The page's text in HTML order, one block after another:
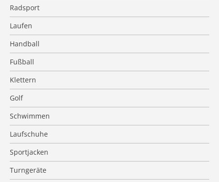
Radsport
Laufen
Handball
Fußball
Klettern
Golf
Schwimmen
Laufschuhe
Sportjacken
Turngeräte